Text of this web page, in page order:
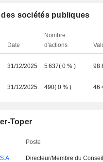
sociétés publiques
Date
Nombre
d'actions
31/12/2025 5 637(0 % ) 98
31/12/2025 490(0 % ) 46
Toper
Poste
Directeur/Membre du Conseil